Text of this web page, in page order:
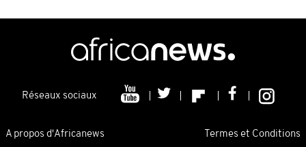
Réseaux sociaux
A propos d'Africanews Termes et Conditions